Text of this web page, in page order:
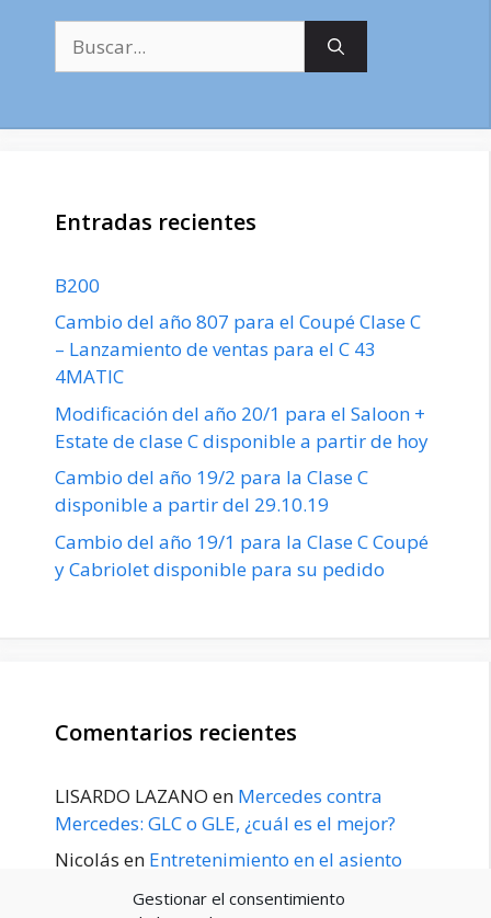
Gestionar el consentimiento
Entradas recientes
B200
Cambio del año 807 para el Coupé Clase C
– Lanzamiento de ventas para el C 43
4MATIC
Modificación del año 20/1 para el Saloon +
Estate de clase C disponible a partir de hoy
Cambio del año 19/2 para la Clase C
disponible a partir del 29.10.19
Cambio del año 19/1 para la Clase C Coupé
y Cabriolet disponible para su pedido
Comentarios recientes
LISARDO LAZANO en Mercedes contra
Mercedes: GLC o GLE, ¿cuál es el mejor?
Nicolás en Entretenimiento en el asiento
trasero para el GLE / GLS disponible a